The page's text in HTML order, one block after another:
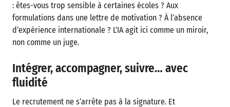
: êtes-vous trop sensible à certaines écoles ? Aux
formulations dans une lettre de motivation ? À l’absence
d’expérience internationale ? L’IA agit ici comme un miroir,
non comme un juge.
Intégrer, accompagner, suivre… avec
fluidité
Le recrutement ne s’arrête pas à la signature. Et